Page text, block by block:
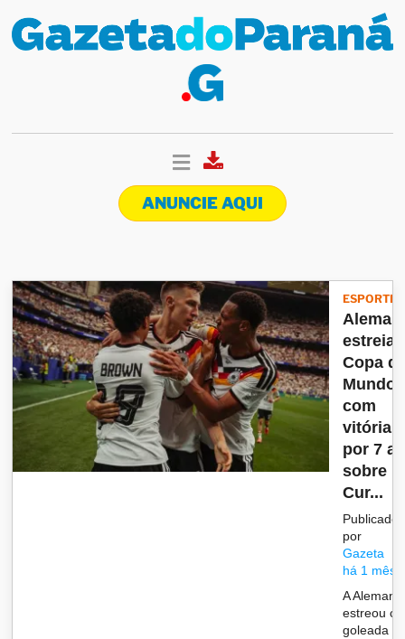
ANUNCIE AQUI
ESPORTES
estreia
Copa
Mundo
com
vitória
por 7 a
sobre
Cur...
Publicado
por
Gazeta
há 1 mês
A
estreou
goleada